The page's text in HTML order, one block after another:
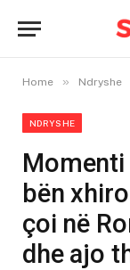
Home » Ndryshe
NDRYSHE
bën
çoi në
dhe ajo